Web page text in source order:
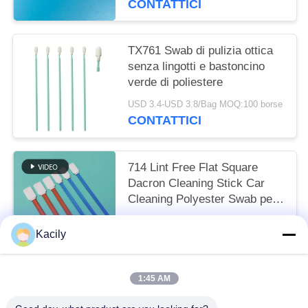
CONTATTICI
TX761 Swab di pulizia ottica
senza lingotti e bastoncino
verde di poliestere
USD 3.4-USD 3.8/Bag MOQ:100 borse
CONTATTICI
714 Lint Free Flat Square
Dacron Cleaning Stick Car
Cleaning Polyester Swab per
la stanza pulita
Kacily
1:45 AM